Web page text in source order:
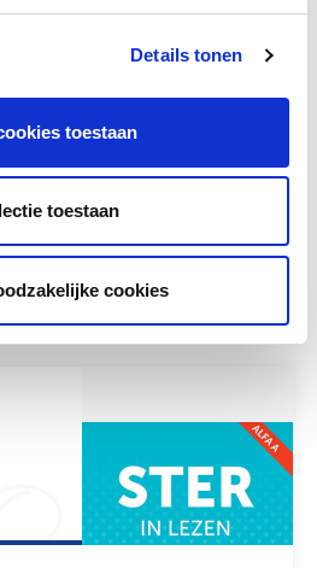
Details tonen
toestaan
toestaan
cookies